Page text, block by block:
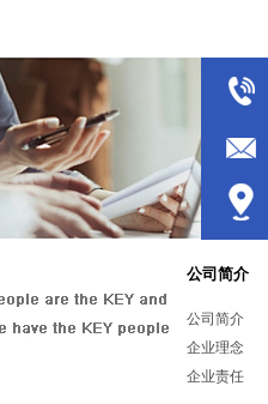
公司简介
公司简介
企业理念
企业责任